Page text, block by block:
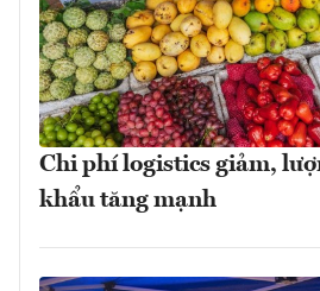
Chi phí logistics giảm,
khẩu tăng mạnh